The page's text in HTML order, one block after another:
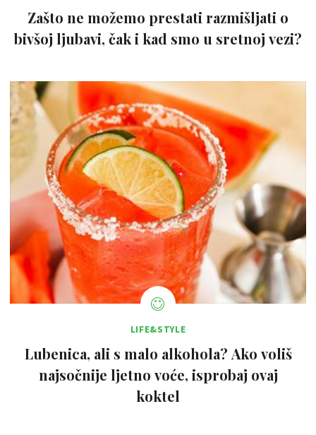
Zašto ne možemo prestati razmišljati o
bivšoj ljubavi, čak i kad smo u sretnoj vezi?
LIFE&STYLE
Lubenica, ali s malo alkohola? Ako voliš
najsočnije ljetno voće, isprobaj ovaj
koktel